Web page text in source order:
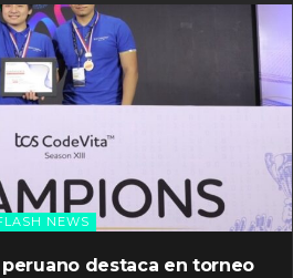
NEWS
destaca en torneo